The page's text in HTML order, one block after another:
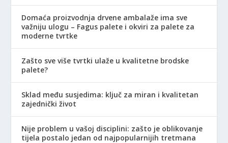
Domaća proizvodnja drvene ambalaže ima sve
važniju ulogu – Fagus palete i okviri za palete za
moderne tvrtke
Zašto sve više tvrtki ulaže u kvalitetne brodske
palete?
Sklad među susjedima: ključ za miran i kvalitetan
zajednički život
Nije problem u vašoj disciplini: zašto je oblikovanje
tijela postalo jedan od najpopularnijih tretmana